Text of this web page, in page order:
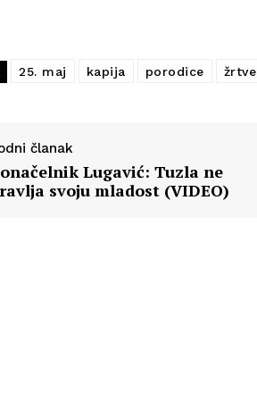
25. maj kapija porodice žrtve
članak
Lugavić: Tuzla ne
svoju mladost (VIDEO)